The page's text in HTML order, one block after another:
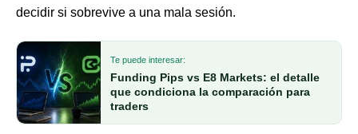
decidir si sobrevive a una mala sesión.
Te puede interesar:
Funding Pips vs E8 Markets: el detalle
que condiciona la comparación para
traders